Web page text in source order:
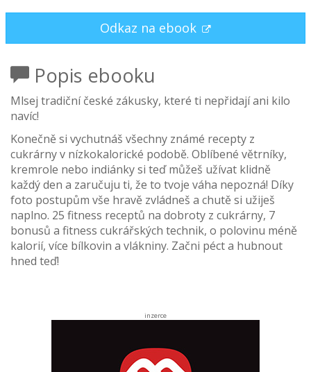
Odkaz na ebook
Popis ebooku
Mlsej tradiční české zákusky, které ti nepřidají ani kilo
navíc!
Konečně si vychutnáš všechny známé recepty z
cukrárny v nízkokalorické podobě. Oblíbené větrníky,
kremrole nebo indiánky si teď můžeš užívat klidně
každý den a zaručuju ti, že to tvoje váha nepozná! Díky
foto postupům vše hravě zvládneš a chutě si užiješ
naplno. 25 fitness receptů na dobroty z cukrárny, 7
bonusů a fitness cukrářských technik, o polovinu méně
kalorií, více bílkovin a vlákniny. Začni péct a hubnout
hned teď!
inzerce